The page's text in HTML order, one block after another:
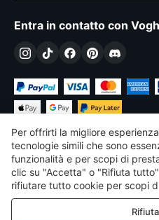
Entra in contatto con
€ EUR
©2026
Termini &
Per offrirti la migliore
tecnologie simili che sono
funzionalità e per scopi di
clic su "Accetta" o "Rifiuta
rifiutare tutto cookie per scopi
marketing. Per maggiori